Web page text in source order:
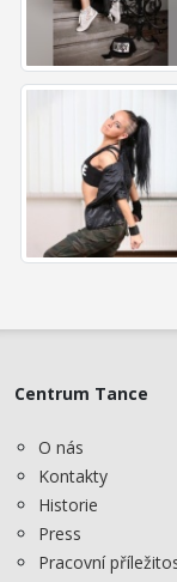
Centrum Tance
O nás
Kontakty
Historie
Press
Pracovní